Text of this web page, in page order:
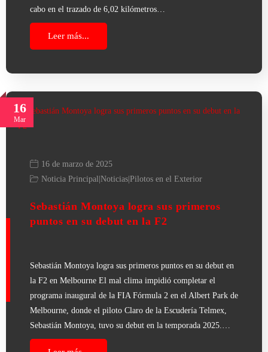
cabo en el trazado de 6,02 kilómetros…
Leer más...
16
Mar
16 de marzo de 2025
Noticia Principal Noticias Pilotos en el Exterior
Sebastián Montoya logra sus primeros
puntos en su debut en la F2
Sebastián Montoya logra sus primeros puntos en su debut en
la F2 en Melbourne El mal clima impidió completar el
programa inaugural de la FIA Fórmula 2 en el Albert Park de
Melbourne, donde el piloto Claro de la Escudería Telmex,
Sebastián Montoya, tuvo su debut en la temporada 2025.…